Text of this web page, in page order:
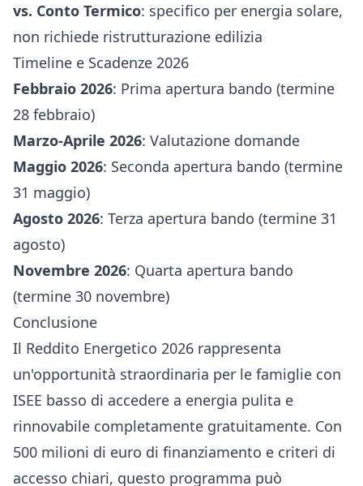
vs. Conto Termico: specifico per energia solare,
non richiede ristrutturazione edilizia
Timeline e Scadenze 2026
Febbraio 2026: Prima apertura bando (termine
28 febbraio)
Marzo-Aprile 2026: Valutazione domande
Maggio 2026: Seconda apertura bando (termine
31 maggio)
Agosto 2026: Terza apertura bando (termine 31
agosto)
Novembre 2026: Quarta apertura bando
(termine 30 novembre)
Conclusione
Il Reddito Energetico 2026 rappresenta
un'opportunità straordinaria per le famiglie con
ISEE basso di accedere a energia pulita e
rinnovabile completamente gratuitamente. Con
500 milioni di euro di finanziamento e criteri di
accesso chiari, questo programma può